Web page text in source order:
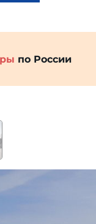
по России